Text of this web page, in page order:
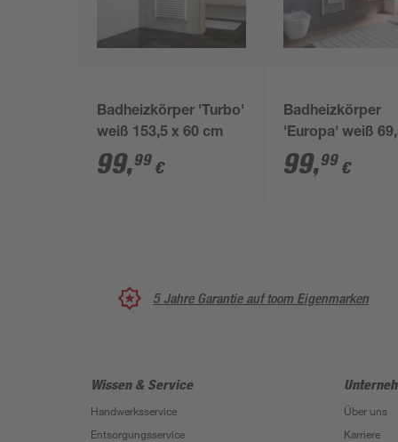
Badheizkörper 'Turbo'
weiß 153,5 x 60 cm
99,99 €
Badheizkörper
'Europa' weiß
50 cm
99,99 €
5 Jahre Garantie auf toom Eigenmarken
Wissen & Service
Handwerksservice
Entsorgungsservice
Über uns
Karriere